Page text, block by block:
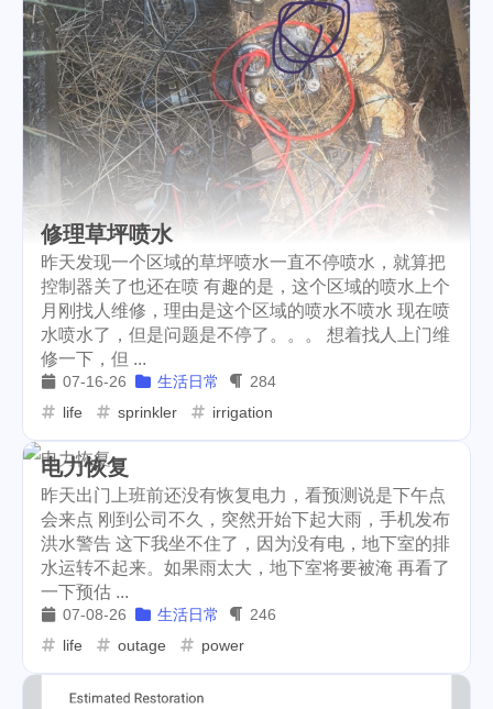
修理草坪喷水
昨天发现一个区域的草坪喷水一直不停喷水，就算把
控制器关了也还在喷 有趣的是，这个区域的喷水上个
月刚找人维修，理由是这个区域的喷水不喷水 现在喷
水喷水了，但是问题是不停了。。。 想着找人上门维
修一下，但 ...
07-16-26 生活日常
284
life
sprinkler irrigation
电力恢复
昨天出门上班前还没有恢复电力，看预测说是下午点
会来点 刚到公司不久，突然开始下起大雨，手机发布
洪水警告 这下我坐不住了，因为没有电，地下室的排
水运转不起来。如果雨太大，地下室将要被淹 再看了
一下预估 ...
07-08-26 生活日常
246
life
outage power